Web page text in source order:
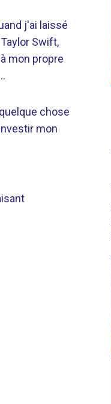
j'ai laissé
Swift,
mon propre
chose
mon